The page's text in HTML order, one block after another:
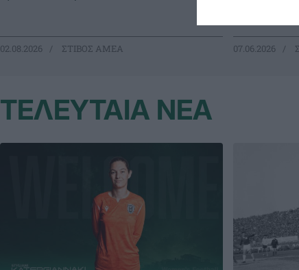
02.08.2026 ΣΤΙΒΟΣ ΑΜΕΑ 07.06.2026
ΤΕΛΕΥΤΑΙΑ ΝΕΑ